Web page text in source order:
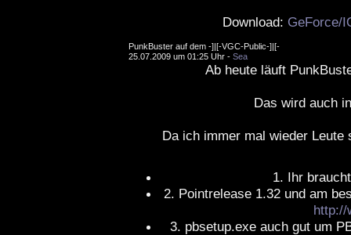
Download: GeForce/
PunkBuster auf dem -]|[-VGC-Public-]|[-
25.07.2009 um 01:25 Uhr - Sea
Ab heute läuft
Das wird auch
Da ich immer mal wieder
1. Ihr
2. Pointrelease 1.32 und am
http://
3. pbsetup.exe auch gut um